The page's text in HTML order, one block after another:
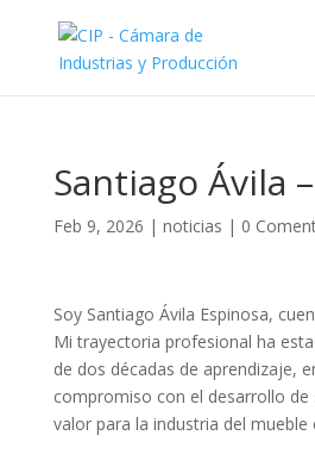
Santiago Ávila
Feb 9, 2026 | noticias | 0
Soy Santiago Ávila Espinosa,
Mi trayectoria profesional ha
de dos décadas de aprendizaje,
compromiso con el desarrollo de
valor para la industria del mueble